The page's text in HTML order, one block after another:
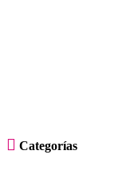
 Categorías